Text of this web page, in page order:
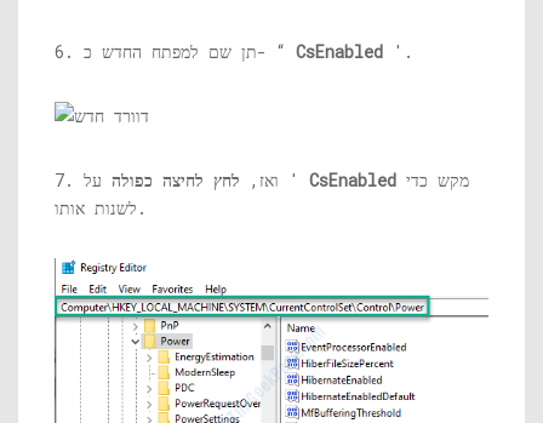
6. תן שם למפתח החדש כ- “ CsEnabled '.
7. ואז, לחץ לחיצה כפולה על ' CsEnabled
לשנות אותו.